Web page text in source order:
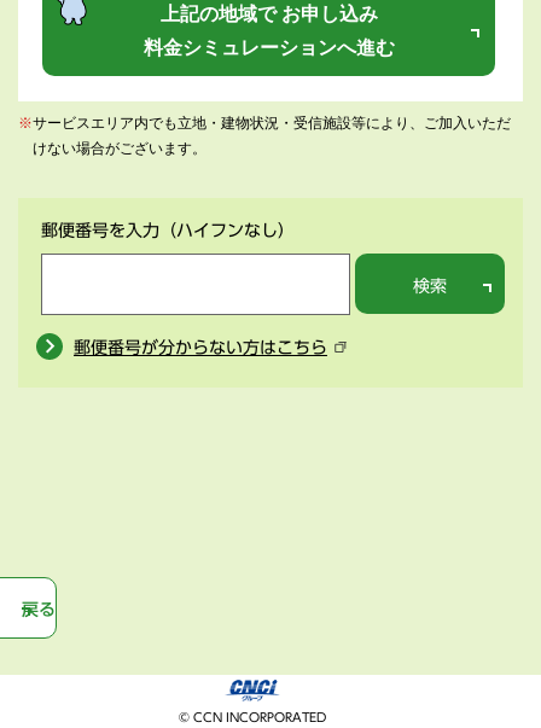
上記の地域で お申し込み
料金シミュレーションへ進む
※サービスエリア内でも立地・建物状況・受信施設等により、ご加入いただ
けない場合がございます。
郵便番号を入力 （ハイフンなし）
検索
郵便番号が分からない方はこちら
戻る
© CCN INCORPORATED